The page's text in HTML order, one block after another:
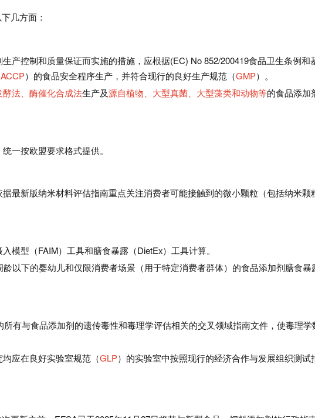
几方面：
产控制和质量保证而实施的措施，应根据(EC) No 852/200419食品卫生条例和
）的食品安全程序生产，并符合现行的良好生产规范（GMP）。
法、酶催化合成法生产及源自植物、大型真菌、大型藻类和动物等的食品添加
一按欧盟要求格式提供。
最新版纳米材料评估指南重点关注消费者可能接触到的微小颗粒（包括纳米颗
模型（FAIM）工具和膳食暴露（DietEx）工具计算。
以下的婴幼儿和仅限消费者场景（用于特定消费者群体）的食品添加剂膳食暴
所有与食品添加剂的遗传毒性和毒理学评估相关的交叉领域指南文件，使毒理学
应在良好实验室规范（GLP）的实验室中按照现行的经济合作与发展组织测试